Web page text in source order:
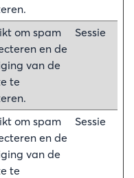
om spam
en de
van de
te
Sessie
om spam
en de
van de
te
Sessie